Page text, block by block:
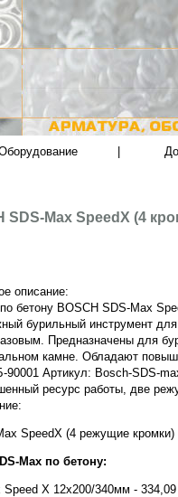
SDS-Max SpeedX (4
описание:
бетону BOSCH SDS-Max
бурильный инструмент
Предназначены для
камне. Обладают
90001 Артикул: Bosch-SDS-
ресурс работы, две
SpeedX (4 режущие
Max по бетону:
X 12x200/340мм - 334,09